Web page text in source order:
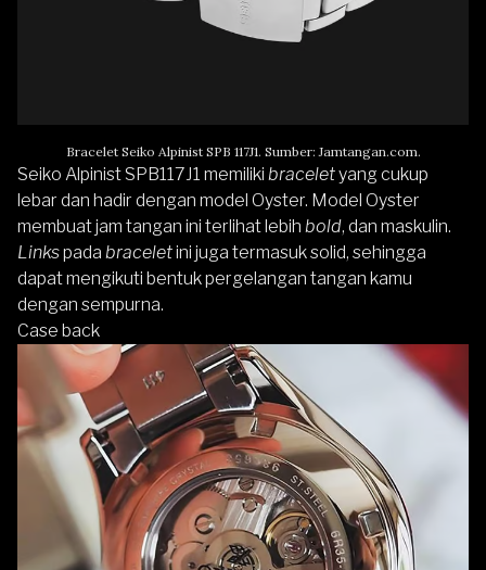
Bracelet Seiko Alpinist SPB 117J1. Sumber: Jamtangan.com.
Seiko Alpinist SPB117J1 memiliki braceletyang cukup
lebar dan hadir dengan model Oyster. Model Oyster
membuat jam tangan ini terlihat lebih bold, dan maskulin.
Linkspada braceletini juga termasuk solid, sehingga
dapat mengikuti bentuk pergelangan tangan kamu
dengan sempurna.
Case back